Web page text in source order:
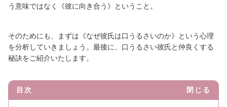
う意味ではなく《彼に向き合う》ということ。
そのためにも、まずは《なぜ彼氏は口うるさいのか》という心理
を分析していきましょう。最後に、口うるさい彼氏と仲良くする
秘訣をご紹介いたします。
目次 閉じる